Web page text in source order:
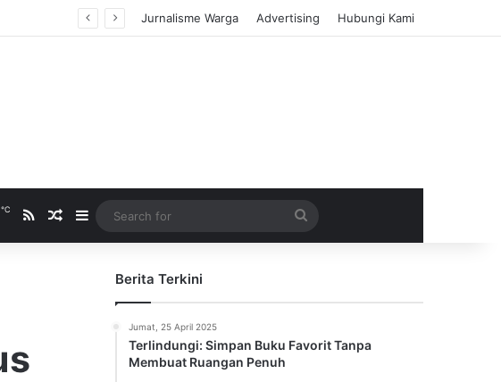
Jurnalisme Warga Advertising Hubungi Kami
℃ RSSRandom Article
Sidebar
for
Berita Terkini
Jumat, 25 April 2025
Terlindungi: Simpan Buku Favorit Tanpa
Membuat Ruangan Penuh